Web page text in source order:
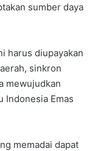
sumber daya
harus diupayakan
sinkron
mewujudkan
Indonesia Emas
memadai dapat